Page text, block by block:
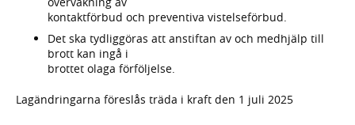
kontaktförbud och preventiva vistelseförbud.
Det ska tydliggöras att anstiftan av och medhjälp till
brott kan ingå i
brottet olaga förföljelse.
Lagändringarna föreslås träda i kraft den 1 juli 2025